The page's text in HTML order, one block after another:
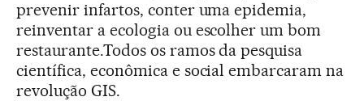
prevenir infartos, conter uma epidemia,
reinventar a ecologia ou escolher um bom
restaurante.Todos os ramos da pesquisa
científica, econômica e social embarcaram na
revolução GIS.